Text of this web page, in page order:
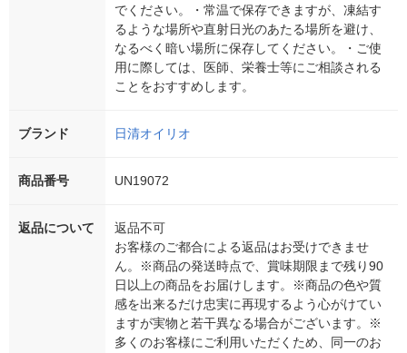
でください。・常温で保存できますが、凍結す
るような場所や直射日光のあたる場所を避け、
なるべく暗い場所に保存してください。・ご使
用に際しては、医師、栄養士等にご相談される
ことをおすすめします。
ブランド 日清オイリオ
商品番号 UN19072
返品について
返品不可
お客様のご都合による返品はお受けできませ
ん。※商品の発送時点で、賞味期限まで残り90
日以上の商品をお届けします。※商品の色や質
感を出来るだけ忠実に再現するよう心がけてい
ますが実物と若干異なる場合がございます。※
多くのお客様にご利用いただくため、同一のお